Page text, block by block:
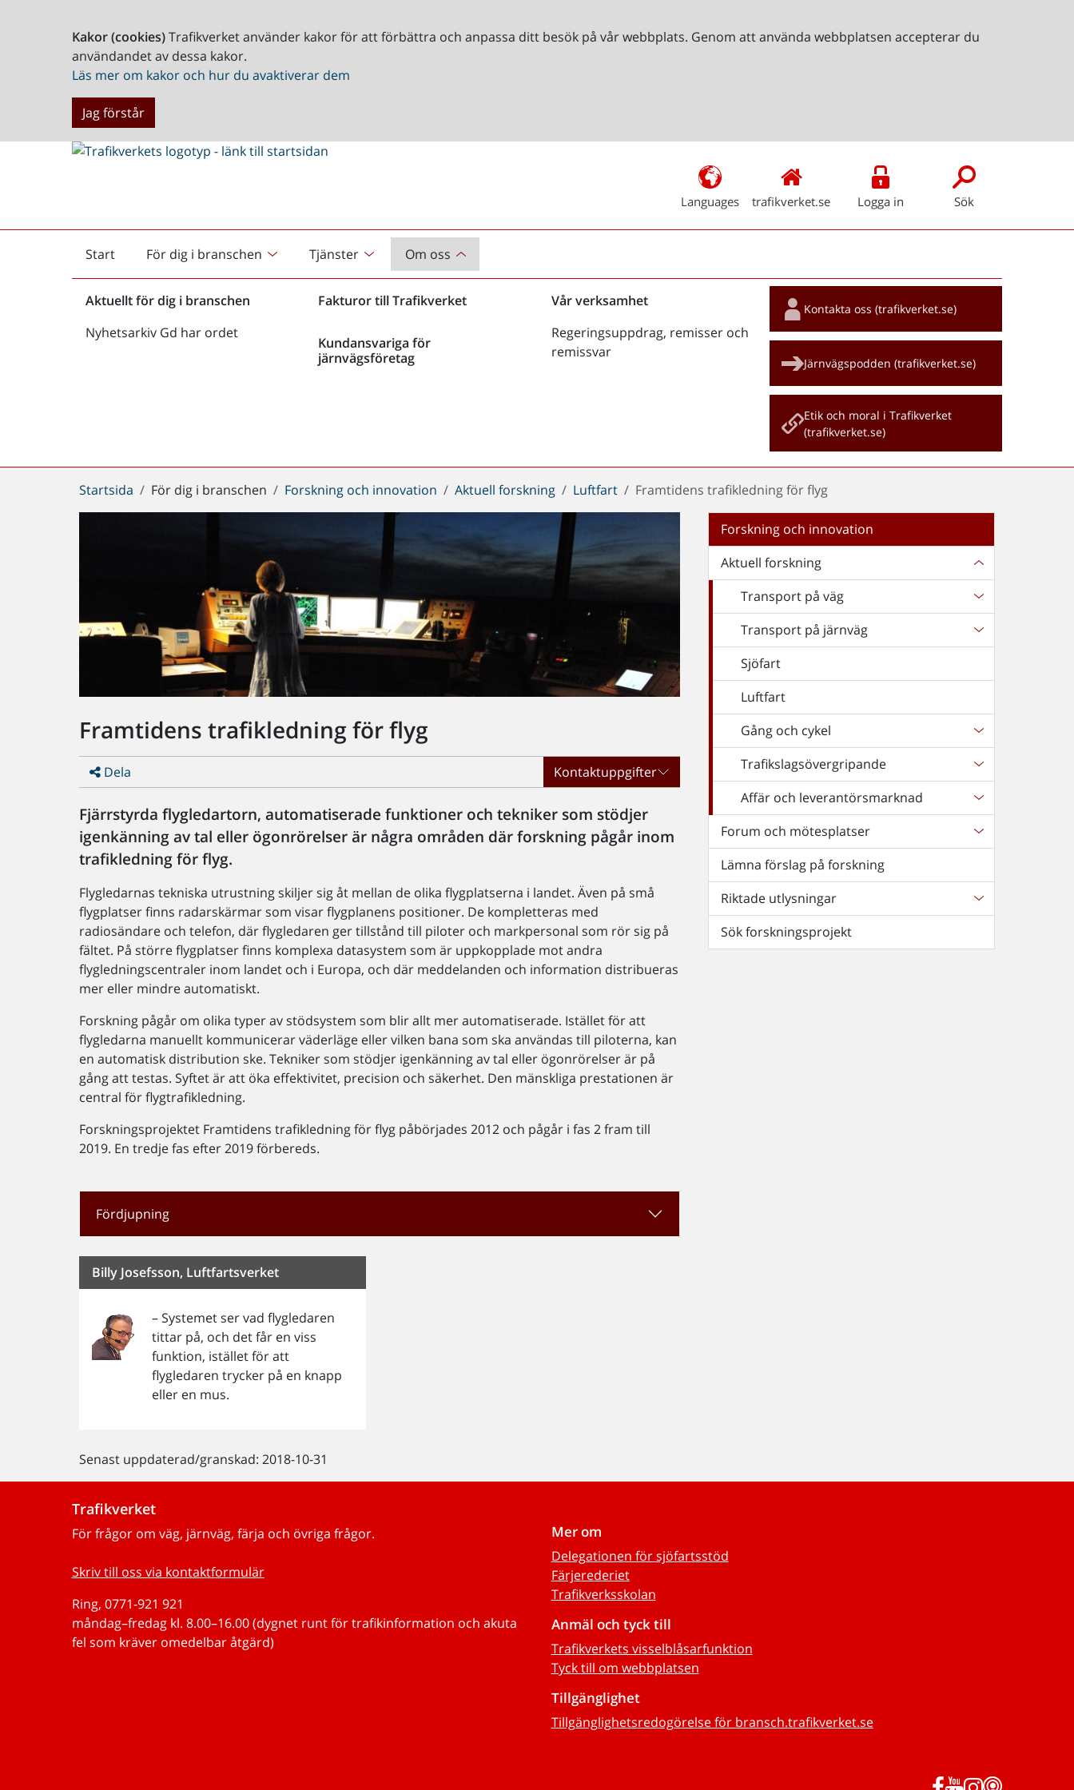
Kakor (cookies)Trafikverket använder kakor för att förbättra och anpassa ditt besök på vår webbplats. Genom att använda webbplatsen accepterar du
användandet av dessa kakor.
Läs mer om kakor och hur du avaktiverar dem
Jag förstår
Languages trafikverket.se Logga in Sök
Start
Startsida För dig i branschen Tjänster Om oss
Aktuellt för dig i branschen
Nyhetsarkiv Gd har ordet
Fakturor till Trafikverket
Kundansvariga för
järnvägsföretag
Vår verksamhet
Regeringsuppdrag, remisser och
remissvar
Snabblänkar
Kontakta oss (trafikverket.se)
Järnvägspodden (trafikverket.se)
Etik och moral i Trafikverket
(trafikverket.se)
Du
är
Startsida För dig i branschen Forskning och innovation Aktuell forskning Luftfart Framtidens trafikledning för flyg
Framtidens trafikledning för flyg
Dela Kontaktuppgifter
Fjärrstyrda flygledartorn, automatiserade funktioner och tekniker som stödjer
igenkänning av tal eller ögonrörelser är några områden där forskning pågår inom
trafikledning för flyg.
Flygledarnas tekniska utrustning skiljer sig åt mellan de olika flygplatserna i landet. Även på små
flygplatser finns radarskärmar som visar flygplanens positioner. De kompletteras med
radiosändare och telefon, där flygledaren ger tillstånd till piloter och markpersonal som rör sig på
fältet. På större flygplatser finns komplexa datasystem som är uppkopplade mot andra
flygledningscentraler inom landet och i Europa, och där meddelanden och information distribueras
mer eller mindre automatiskt.
Forskning pågår om olika typer av stödsystem som blir allt mer automatiserade. Istället för att
flygledarna manuellt kommunicerar väderläge eller vilken bana som ska användas till piloterna, kan
en automatisk distribution ske. Tekniker som stödjer igenkänning av tal eller ögonrörelser är på
gång att testas. Syftet är att öka effektivitet, precision och säkerhet. Den mänskliga prestationen är
central för flygtrafikledning.
Forskningsprojektet Framtidens trafikledning för flyg påbörjades 2012 och pågår i fas 2 fram till
2019. En tredje fas efter 2019 förbereds.
Fördjupning
Billy Josefsson, Luftfartsverket
– Systemet ser vad flygledaren
tittar på, och det får en viss
funktion, istället för att
flygledaren trycker på en knapp
eller en mus.
Senast uppdaterad/granskad: 2018-10-31
Forskning och innovation
Aktuell forskning
Transport på väg
Transport på järnväg
Sjöfart
Luftfart
Gång och cykel
Trafikslagsövergripande
Affär och leverantörsmarknad
Forum och mötesplatser
Lämna förslag på forskning
Riktade utlysningar
Sök forskningsprojekt
Trafikverket
För frågor om väg, järnväg, färja och övriga frågor.
Skriv till oss via kontaktformulär
Ring, 0771-921 921
måndag–fredag kl. 8.00–16.00 (dygnet runt för trafikinformation och akuta
fel som kräver omedelbar åtgärd)
Mer om
Delegationen för sjöfartsstöd
Färjerederiet
Trafikverksskolan
Anmäl och tyck till
Trafikverkets visselblåsarfunktion
Tyck till om webbplatsen
Tillgänglighet
Tillgänglighetsredogörelse för bransch.trafikverket.se
Facebook
YouTube
Instagram
Podd